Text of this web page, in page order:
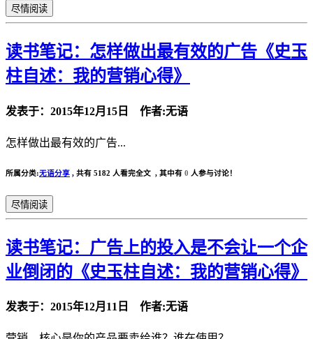
尽情阅读
读书笔记：怎样做出最有效的广告《史玉
柱自述：我的营销心得》
发表于：2015年12月15日 作者:无语
怎样做出最有效的广告...
所属分类:无语分享 , 共有 5182 人看完全文 , 其中有 0 人参与讨论！
尽情阅读
读书笔记：广告上的投入是不会让一个企
业倒闭的《史玉柱自述：我的营销心得》
发表于：2015年12月11日 作者:无语